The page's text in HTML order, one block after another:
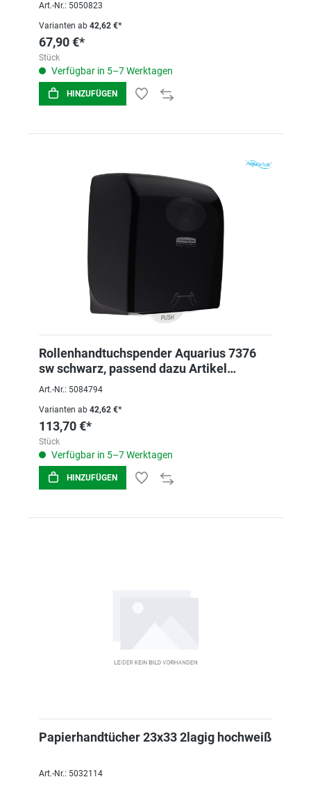
Art.-Nr.: 5050823
Varianten ab 42,62 €*
67,90 €*
Stück
Verfügbar in 5–7 Werktagen
HINZUFÜGEN
Rollenhandtuchspender Aquarius 7376
sw schwarz, passend dazu Artikel
5050822
Art.-Nr.: 5084794
Varianten ab 42,62 €*
113,70 €*
Stück
Verfügbar in 5–7 Werktagen
HINZUFÜGEN
Papierhandtücher 23x33 2lagig hochweiß
Art.-Nr.: 5032114